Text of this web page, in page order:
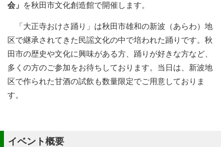
会」
を秋田市文化創造館で開催します。
「大正寺おけさ踊り」は秋田市雄和の新波（あらわ）地
区で継承されてきた民謡文化の中で培われた踊りです。秋
田市の歴史や文化に興味がある方、踊りが好きな方など、
多くの方のご参加をお待ちしております。当日は、新波地
区で作られた甘酒の試飲も数量限定でご用意しておりま
す。
イベント概要